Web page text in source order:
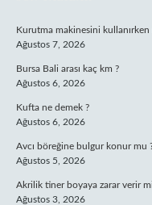
SIDEBAR
Kurutma makinesini
Ağustos 7, 2026
Bursa Bali arası kaç km ?
Ağustos 6, 2026
Kufta ne demek ?
Ağustos 6, 2026
Avcı böreğine bulgur konur mu
Ağustos 5, 2026
Akrilik tiner boyaya zarar verir
Ağustos 3, 2026